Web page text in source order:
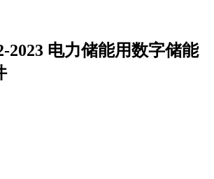
2023 电力储能用数字储能